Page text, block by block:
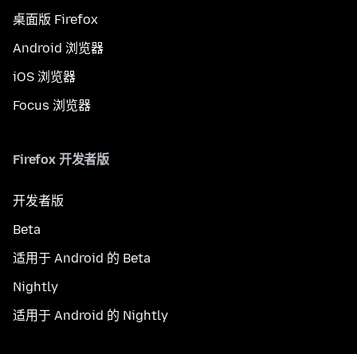
桌面版 Firefox
Android 浏览器
iOS 浏览器
Focus 浏览器
Firefox 开发者版
开发者版
Beta
适用于 Android 的 Beta
Nightly
适用于 Android 的 Nightly